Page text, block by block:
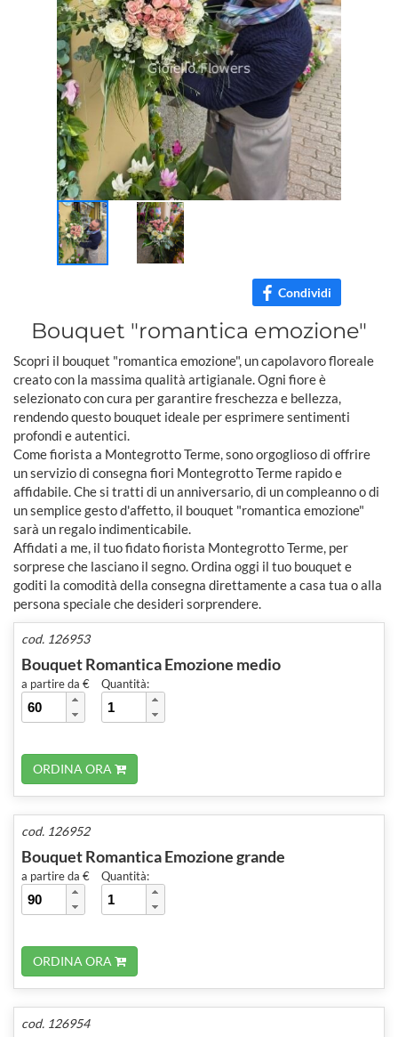
Condividi
Bouquet "romantica emozione"
Scopri il bouquet "romantica emozione", un capolavoro floreale
creato con la massima qualità artigianale. Ogni fiore è
selezionato con cura per garantire freschezza e bellezza,
rendendo questo bouquet ideale per esprimere sentimenti
profondi e autentici.
Come fiorista a Montegrotto Terme, sono orgoglioso di offrire
un servizio di consegna fiori Montegrotto Terme rapido e
affidabile. Che si tratti di un anniversario, di un compleanno o di
un semplice gesto d'affetto, il bouquet "romantica emozione"
sarà un regalo indimenticabile.
Affidati a me, il tuo fidato fiorista Montegrotto Terme, per
sorprese che lasciano il segno. Ordina oggi il tuo bouquet e
goditi la comodità della consegna direttamente a casa tua o alla
persona speciale che desideri sorprendere.
cod. 126953
Bouquet Romantica Emozione medio
a partire da € Quantità:
ORDINA ORA
cod. 126952
Bouquet Romantica Emozione grande
a partire da € Quantità:
ORDINA ORA
cod. 126954